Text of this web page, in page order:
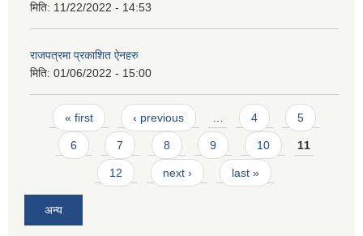
मिति: 11/22/2022 - 14:53
राजपत्रमा प्रकाशित ऐनहरु
मिति: 01/06/2022 - 15:00
Pages
« first ‹ previous 4 5
6 7 8 9 10 11
12 next › last »
अन्य